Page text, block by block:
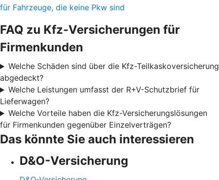
für Fahrzeuge, die keine Pkw sind
FAQ zu Kfz-Versicherungen für
Firmenkunden
Welche Schäden sind über die Kfz-Teilkaskoversicherung
abgedeckt?
Welche Leistungen umfasst der R+V-Schutzbrief für
Lieferwagen?
Welche Vorteile haben die Kfz-Versicherungslösungen
für Firmenkunden gegenüber Einzelverträgen?
Das könnte Sie auch interessieren
D&O-Versicherung